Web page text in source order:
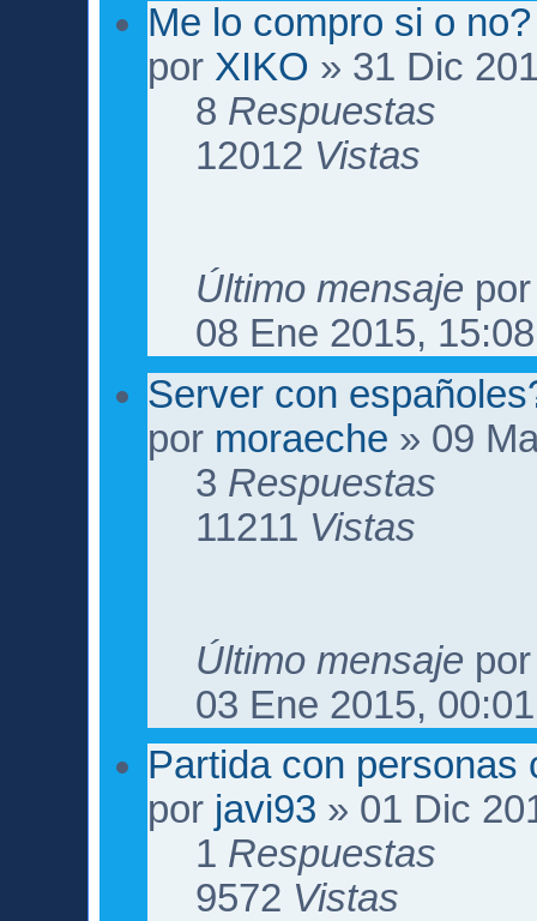
Me lo compro si o no?
por XIKO » 31 Dic
8 Respuestas
12012 Vistas
Último mensaje
08 Ene 2015, 15:08
Server con
por moraeche » 09
3 Respuestas
11211 Vistas
Último mensaje
03 Ene 2015, 00:01
Partida con personas
por javi93 » 01 Dic
1 Respuestas
9572 Vistas